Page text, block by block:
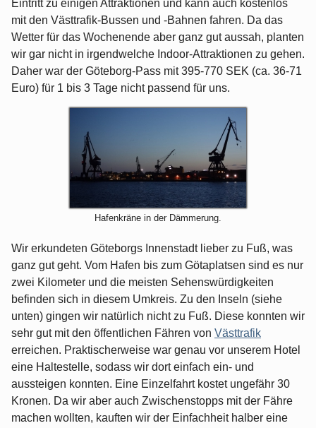
Eintritt zu einigen Attraktionen und kann auch kostenlos
mit den Västtrafik-Bussen und -Bahnen fahren. Da das
Wetter für das Wochenende aber ganz gut aussah, planten
wir gar nicht in irgendwelche Indoor-Attraktionen zu gehen.
Daher war der Göteborg-Pass mit 395-770 SEK (ca. 36-71
Euro) für 1 bis 3 Tage nicht passend für uns.
Hafenkräne in der Dämmerung.
Wir erkundeten Göteborgs Innenstadt lieber zu Fuß, was
ganz gut geht. Vom Hafen bis zum Götaplatsen sind es nur
zwei Kilometer und die meisten Sehenswürdigkeiten
befinden sich in diesem Umkreis. Zu den Inseln (siehe
unten) gingen wir natürlich nicht zu Fuß. Diese konnten wir
sehr gut mit den öffentlichen Fähren von Västtrafik
erreichen. Praktischerweise war genau vor unserem Hotel
eine Haltestelle, sodass wir dort einfach ein- und
aussteigen konnten. Eine Einzelfahrt kostet ungefähr 30
Kronen. Da wir aber auch Zwischenstopps mit der Fähre
machen wollten, kauften wir der Einfachheit halber eine